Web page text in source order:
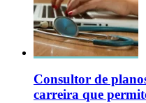
Consultor de
carreira que